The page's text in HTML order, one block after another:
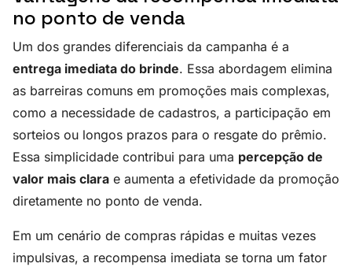
no ponto de venda
Um dos grandes diferenciais da campanha é a
entrega imediata do brinde. Essa abordagem elimina
as barreiras comuns em promoções mais complexas,
como a necessidade de cadastros, a participação em
sorteios ou longos prazos para o resgate do prêmio.
Essa simplicidade contribui para uma percepção de
valor mais clara e aumenta a efetividade da promoção
diretamente no ponto de venda.
Em um cenário de compras rápidas e muitas vezes
impulsivas, a recompensa imediata se torna um fator